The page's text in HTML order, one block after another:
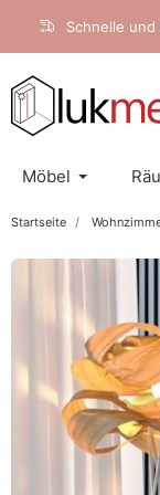
Schnelle
Möbel
Startseite